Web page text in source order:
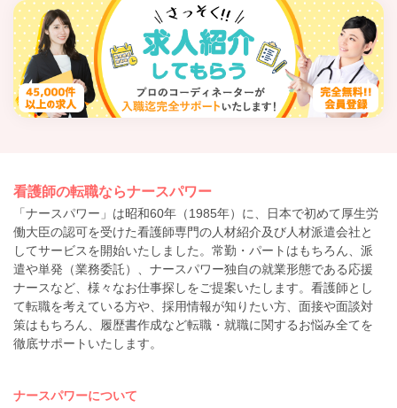
看護師の転職ならナースパワー
「ナースパワー」は昭和60年（1985年）に、日本で初めて厚生労
働大臣の認可を受けた看護師専門の人材紹介及び人材派遣会社と
してサービスを開始いたしました。常勤・パートはもちろん、派
遣や単発（業務委託）、ナースパワー独自の就業形態である応援
ナースなど、様々なお仕事探しをご提案いたします。看護師とし
て転職を考えている方や、採用情報が知りたい方、面接や面談対
策はもちろん、履歴書作成など転職・就職に関するお悩み全てを
徹底サポートいたします。
ナースパワーについて